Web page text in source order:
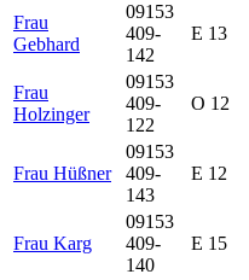
Frau
Gebhard
09153
409-
142
E 13
Frau
Holzinger
09153
409-
122
O 12
Frau Hüßner
09153
409-
143
E 12
Frau Karg
09153
409-
140
E 15